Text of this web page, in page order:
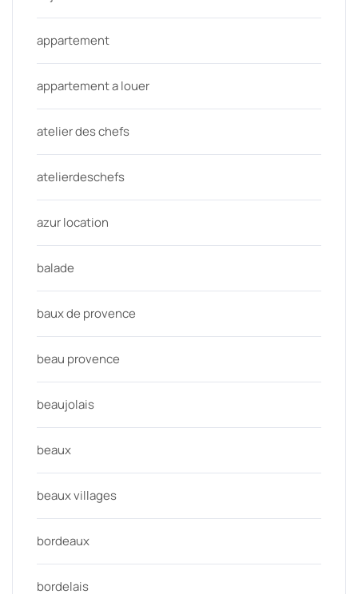
appartement
appartement a louer
atelier des chefs
atelierdeschefs
azur location
balade
baux de provence
beau provence
beaujolais
beaux
beaux villages
bordeaux
bordelais